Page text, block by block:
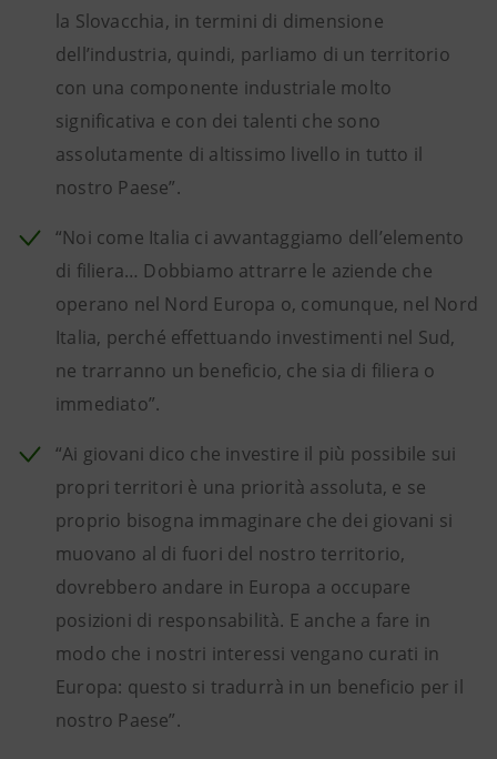
la Slovacchia, in termini di dimensione
dell’industria, quindi, parliamo di un territorio
con una componente industriale molto
significativa e con dei talenti che sono
assolutamente di altissimo livello in tutto il
nostro Paese”.
“Noi come Italia ci avvantaggiamo dell’elemento
di filiera… Dobbiamo attrarre le aziende che
operano nel Nord Europa o, comunque, nel Nord
Italia, perché effettuando investimenti nel Sud,
ne trarranno un beneficio, che sia di filiera o
immediato”.
“Ai giovani dico che investire il più possibile sui
propri territori è una priorità assoluta, e se
proprio bisogna immaginare che dei giovani si
muovano al di fuori del nostro territorio,
dovrebbero andare in Europa a occupare
posizioni di responsabilità. E anche a fare in
modo che i nostri interessi vengano curati in
Europa: questo si tradurrà in un beneficio per il
nostro Paese”.